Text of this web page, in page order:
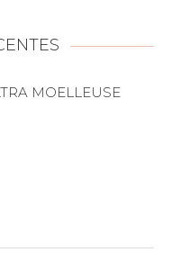
MOELLEUSE